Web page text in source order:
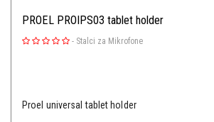
PROEL PROIPS03 tablet holder
- Stalci za Mikrofone
Proel universal tablet holder